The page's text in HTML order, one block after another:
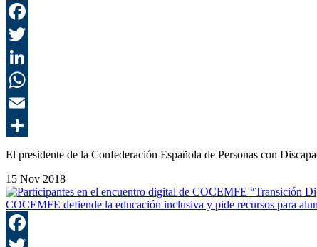
El presidente de la Confederación Española de Personas con
15 Nov 2018
COCEMFE defiende la educación inclusiva y pide recursos para